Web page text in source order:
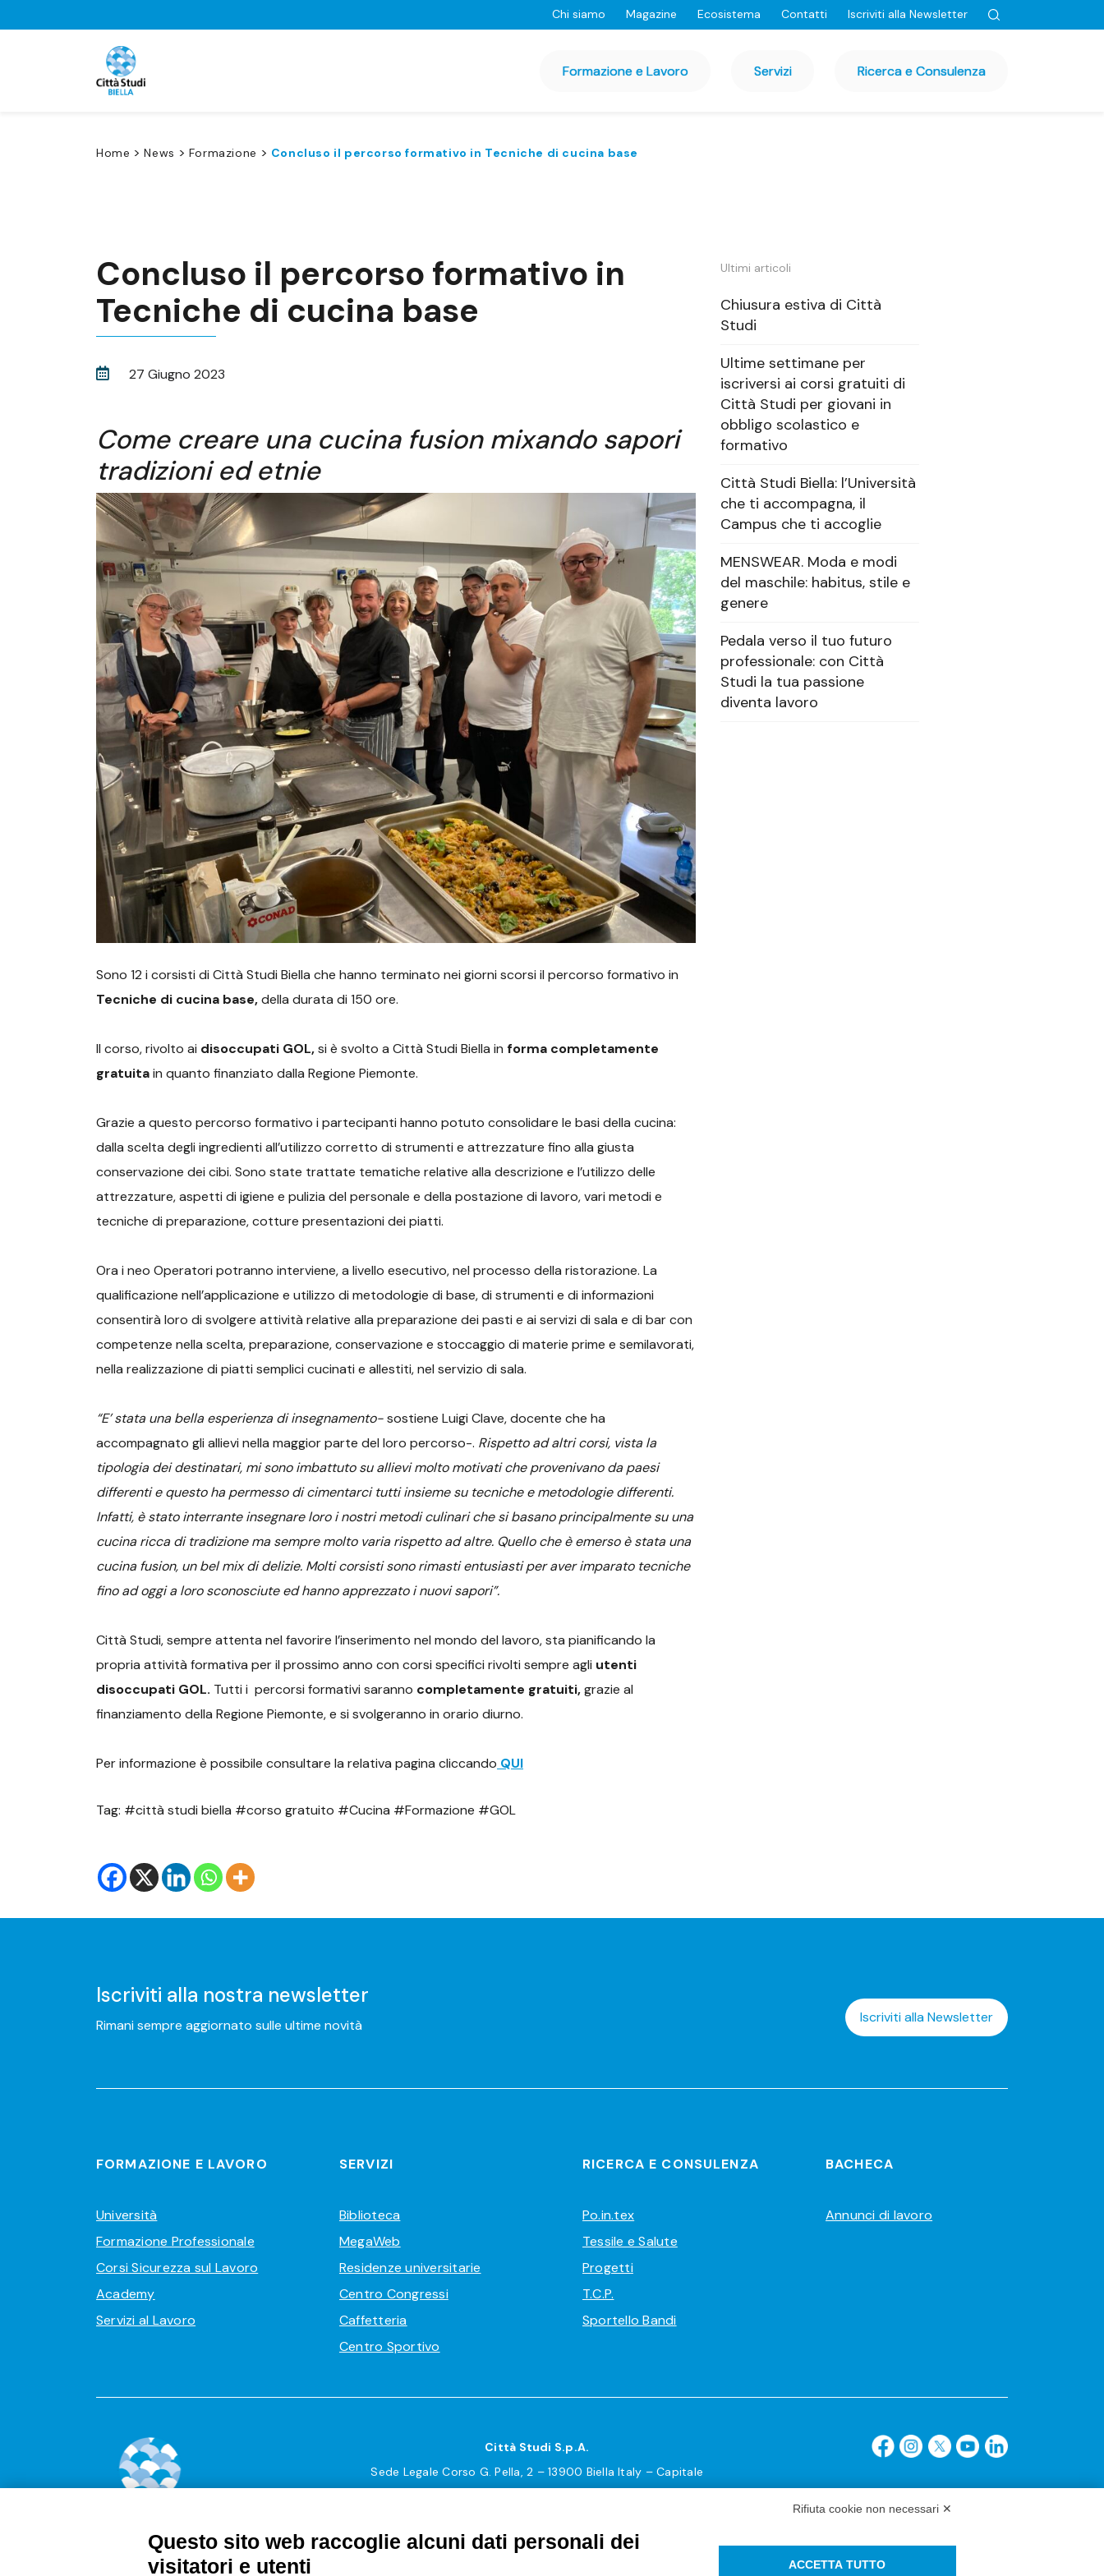
Chi siamo Magazine Ecosistema Contatti Iscriviti alla Newsletter
Formazione e Lavoro Servizi Ricerca e Consulenza
Home >News > Formazione > Concluso il percorso formativo in Tecniche di cucina base
Concluso il percorso formativo in
Tecniche di cucina base
27 Giugno 2023
Come creare una cucina fusion mixando sapori
tradizioni ed etnie
Sono 12 i corsisti di Città Studi Biella che hanno terminato nei giorni scorsi il percorso formativo in
Tecniche di cucina base,della durata di 150 ore.
Il corso, rivolto ai disoccupati GOL,si è svolto a Città Studi Biella in forma completamente
gratuitain quanto finanziato dalla Regione Piemonte.
Grazie a questo percorso formativo i partecipanti hanno potuto consolidare le basi della cucina:
dalla scelta degli ingredienti all’utilizzo corretto di strumenti e attrezzature fino alla giusta
conservazione dei cibi. Sono state trattate tematiche relative alla descrizione e l’utilizzo delle
attrezzature, aspetti di igiene e pulizia del personale e della postazione di lavoro, vari metodi e
tecniche di preparazione, cotture presentazioni dei piatti.
Ora i neo Operatori potranno interviene, a livello esecutivo, nel processo della ristorazione. La
qualificazione nell’applicazione e utilizzo di metodologie di base, di strumenti e di informazioni
consentirà loro di svolgere attività relative alla preparazione dei pasti e ai servizi di sala e di bar con
competenze nella scelta, preparazione, conservazione e stoccaggio di materie prime e semilavorati,
nella realizzazione di piatti semplici cucinati e allestiti, nel servizio di sala.
“E’ stata una bella esperienza di insegnamento-sostiene Luigi Clave, docente che ha
accompagnato gli allievi nella maggior parte del loro percorso-. Rispetto ad altri corsi, vista la
tipologia dei destinatari, mi sono imbattuto su allievi molto motivati che provenivano da paesi
differenti e questo ha permesso di cimentarci tutti insieme su tecniche e metodologie differenti.
Infatti, è stato interrante insegnare loro i nostri metodi culinari che si basano principalmente su una
cucina ricca di tradizione ma sempre molto varia rispetto ad altre. Quello che è emerso è stata una
cucina fusion, un bel mix di delizie. Molti corsisti sono rimasti entusiasti per aver imparato tecniche
fino ad oggi a loro sconosciute ed hanno apprezzato i nuovi sapori”.
Città Studi, sempre attenta nel favorire l’inserimento nel mondo del lavoro, sta pianificando la
propria attività formativa per il prossimo anno con corsi specifici rivolti sempre agli utenti
disoccupati GOL. Tutti i percorsi formativi saranno completamente gratuiti,grazie al
finanziamento della Regione Piemonte, e si svolgeranno in orario diurno.
Per informazione è possibile consultare la relativa pagina cliccando QUI
Tag: #città studi biella #corso gratuito #Cucina #Formazione #GOL
Ultimi articoli
Chiusura estiva di Città
Studi
Ultime settimane per
iscriversi ai corsi gratuiti di
Città Studi per giovani in
obbligo scolastico e
formativo
Città Studi Biella: l’Università
che ti accompagna, il
Campus che ti accoglie
MENSWEAR. Moda e modi
del maschile: habitus, stile e
genere
Pedala verso il tuo futuro
professionale: con Città
Studi la tua passione
diventa lavoro
Iscriviti alla nostra newsletter
Rimani sempre aggiornato sulle ultime novità Iscriviti alla Newsletter
FORMAZIONE E LAVORO
Università
Formazione Professionale
Corsi Sicurezza sul Lavoro
Academy
Servizi al Lavoro
SERVIZI
Biblioteca
MegaWeb
Residenze universitarie
Centro Congressi
Caffetteria
Centro Sportivo
RICERCA E CONSULENZA
Po.in.tex
Tessile e Salute
Progetti
T.C.P.
Sportello Bandi
BACHECA
Annunci di lavoro
Città Studi S.p.A.
Sede Legale Corso G. Pella, 2 – 13900 Biella Italy – Capitale
CCIAA BI n. 142579 – Partita IVA 01491490023
Rifiuta cookie non necessari ✕
Questo sito web raccoglie alcuni dati personali dei
visitatori e utenti
ACCETTA TUTTO